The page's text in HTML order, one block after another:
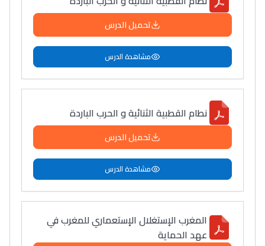
تحميل الدرس
مشاهدة الدرس
نطام القطبية الثنائية و الحرب الباردة
تحميل الدرس
مشاهدة الدرس
المغرب الإستغلال الإستعماري للمغرب في
عهد الحماية